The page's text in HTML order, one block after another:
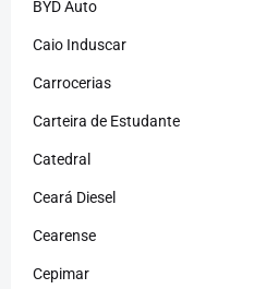
BYD Auto
Caio Induscar
Carrocerias
Carteira de Estudante
Catedral
Ceará Diesel
Cearense
Cepimar